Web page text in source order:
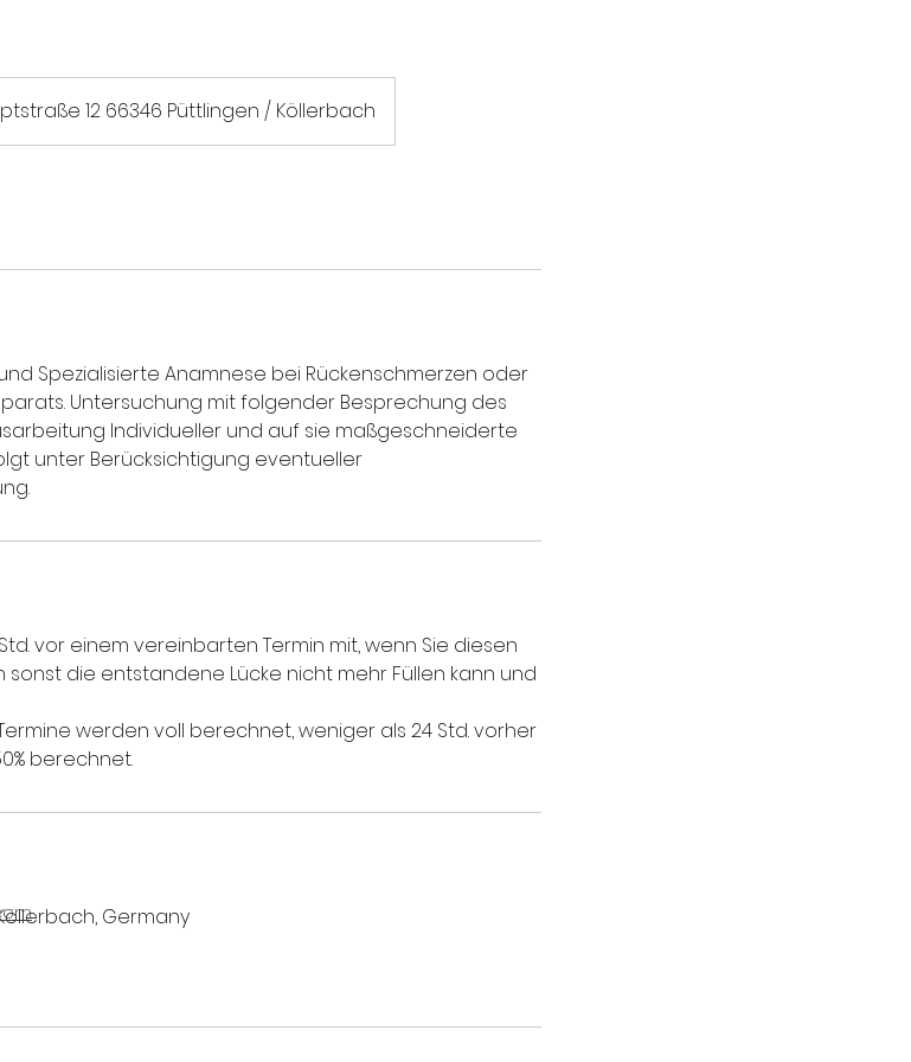
12 66346 Püttlingen / Köllerbach
Spezialisierte Anamnese bei Rückenschmerzen oder
Untersuchung mit folgender Besprechung des
Individueller und auf sie maßgeschneiderte
unter Berücksichtigung eventueller
vor einem vereinbarten Termin mit, wenn Sie diesen
die entstandene Lücke nicht mehr Füllen kann und
werden voll berechnet, weniger als 24 Std. vorher
berechnet.
Germany